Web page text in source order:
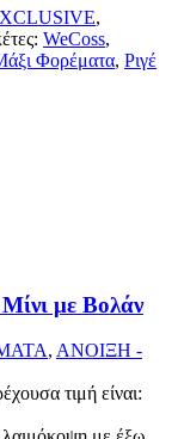
,
WeCoss,
Φορέματα, Ριγέ
με Βολάν
, ΑΝΟΙΞΗ -
τιμή είναι: